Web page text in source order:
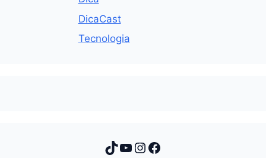
DicaCast
Tecnologia
TikTok
Youtube
Instagram
Facebook